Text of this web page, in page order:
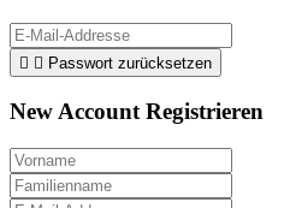
  Passwort zurücksetzen
New Account Registrieren